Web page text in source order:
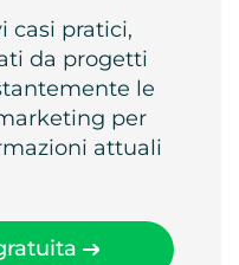
casi pratici,
da progetti
le
per
attuali